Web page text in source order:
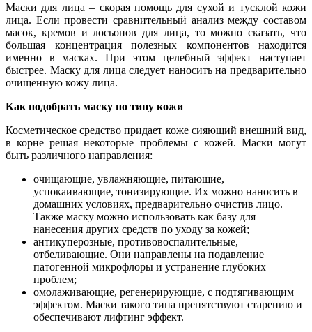
Маски для лица – скорая помощь для сухой и тусклой кожи
лица. Если провести сравнительный анализ между составом
масок, кремов и лосьонов для лица, то можно сказать, что
большая концентрация полезных компонентов находится
именно в масках. При этом целебный эффект наступает
быстрее. Маску для лица следует наносить на предварительно
очищенную кожу лица.
Как подобрать маску по типу кожи
Косметическое средство придает коже сияющий внешний вид,
в корне решая некоторые проблемы с кожей. Маски могут
быть различного направления:
очищающие, увлажняющие, питающие,
успокаивающие, тонизирующие. Их можно наносить в
домашних условиях, предварительно очистив лицо.
Также маску можно использовать как базу для
нанесения других средств по уходу за кожей;
антикуперозные, противовоспалительные,
отбеливающие. Они направлены на подавление
патогенной микрофлоры и устранение глубоких
проблем;
омолаживающие, регенерирующие, с подтягивающим
эффектом. Маски такого типа препятствуют старению и
обеспечивают лифтинг эффект.